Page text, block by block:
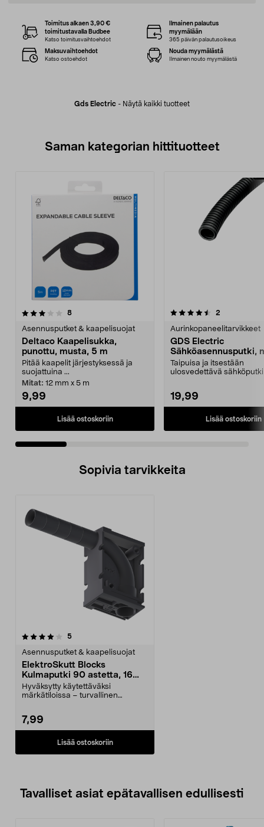
Gds Electric - Näytä kaikki tuotteet
Toimitus alkaen 3,90 €
toimitustavalla Budbee
Katso toimitusvaihtoehdot
Ilmainen palautus
myymälään
365 päivän palautusoikeus
Maksuvaihtoehdot
Katso ostoehdot
Nouda myymälästä
Ilmainen nouto myymälästä
Saman kategorian hittituotteet
8arvostelut
Asennusputket & kaapelisuojat
Deltaco Kaapelisukka,
punottu, musta, 5 m
Pitää kaapelit järjestyksessä ja
suojattuina ...
Mitat: 12 mm x 5 m
9,99
Lisää ostoskoriin
4.5 viidestä
2
Aurinkopaneelitarvikkeet
GDS Electric
Sähköasennusputki,
16 mm x 25 m
Taipuisa ja itsestään
ulosvedettävä
19,99
Lisää ostoskoriin
4.0 viidestä
Sopivia tarvikkeita
5arvostelut
Asennusputket & kaapelisuojat
ElektroSkutt Blocks
Kulmaputki 90 astetta, 16
mm
Hyväksytty käytettäväksi
märkätiloissa – turvallinen
7,99
Lisää ostoskoriin
Tavalliset asiat epätavallisen edullisesti